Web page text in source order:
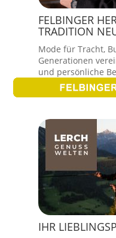
FELBINGER
TRADITION
Mode für Tracht,
Generationen
und persönliche
IHR